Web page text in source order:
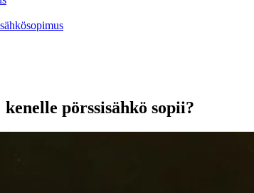
pörssisähkö sopii?